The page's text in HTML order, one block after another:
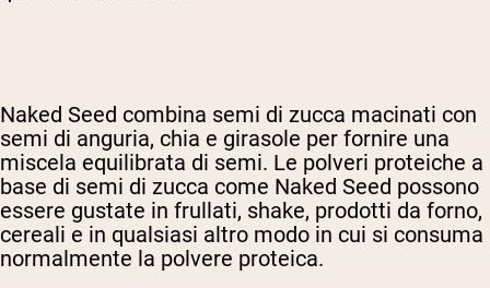
Naked Seed combina semi di zucca macinati con
semi di anguria, chia e girasole per fornire una
miscela equilibrata di semi. Le polveri proteiche a
base di semi di zucca come Naked Seed possono
essere gustate in frullati, shake, prodotti da forno,
cereali e in qualsiasi altro modo in cui si consuma
normalmente la polvere proteica.